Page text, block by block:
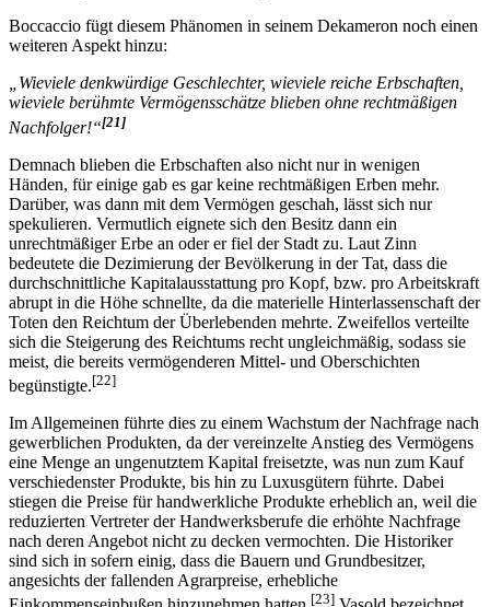
Boccaccio fügt diesem Phänomen in seinem Dekameron noch einen
weiteren Aspekt hinzu:
„Wieviele denkwürdige Geschlechter, wieviele reiche Erbschaften,
wieviele berühmte Vermögensschätze blieben ohne rechtmäßigen
Nachfolger!“[21]
Demnach blieben die Erbschaften also nicht nur in wenigen
Händen, für einige gab es gar keine rechtmäßigen Erben mehr.
Darüber, was dann mit dem Vermögen geschah, lässt sich nur
spekulieren. Vermutlich eignete sich den Besitz dann ein
unrechtmäßiger Erbe an oder er fiel der Stadt zu. Laut Zinn
bedeutete die Dezimierung der Bevölkerung in der Tat, dass die
durchschnittliche Kapitalausstattung pro Kopf, bzw. pro Arbeitskraft
abrupt in die Höhe schnellte, da die materielle Hinterlassenschaft der
Toten den Reichtum der Überlebenden mehrte. Zweifellos verteilte
sich die Steigerung des Reichtums recht ungleichmäßig, sodass sie
meist, die bereits vermögenderen Mittel- und Oberschichten
begünstigte.[22]
Im Allgemeinen führte dies zu einem Wachstum der Nachfrage nach
gewerblichen Produkten, da der vereinzelte Anstieg des Vermögens
eine Menge an ungenutztem Kapital freisetzte, was nun zum Kauf
verschiedenster Produkte, bis hin zu Luxusgütern führte. Dabei
stiegen die Preise für handwerkliche Produkte erheblich an, weil die
reduzierten Vertreter der Handwerksberufe die erhöhte Nachfrage
nach deren Angebot nicht zu decken vermochten. Die Historiker
sind sich in sofern einig, dass die Bauern und Grundbesitzer,
angesichts der fallenden Agrarpreise, erhebliche
[23]